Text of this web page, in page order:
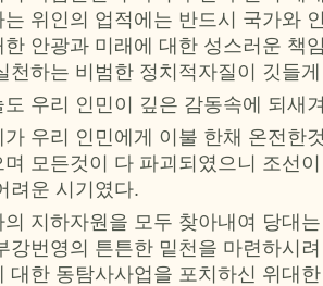
는 위인의 업적에는 반드시 국가와
한 안광과 미래에 대한 성스러운 책
천하는 비범한 정치적자질이 깃들
도 우리 인민이 깊은 감동속에 되새
가 우리 인민에게 이불 한채 온전한
며 모든것이 다 파괴되였으니 조선
려운 시기였다.
의 지하자원을 모두 찾아내여 당대
강번영의 튼튼한 밑천을 마련하시
대한 동탐사사업을 포치하신 위대